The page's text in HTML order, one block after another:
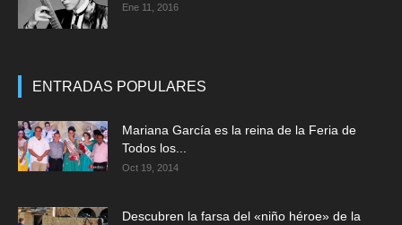
Ene 11, 2016
ENTRADAS POPULARES
Mariana García es la reina de la Feria de
Todos los...
Oct 19, 2014
Descubren la farsa del «niño héroe» de la